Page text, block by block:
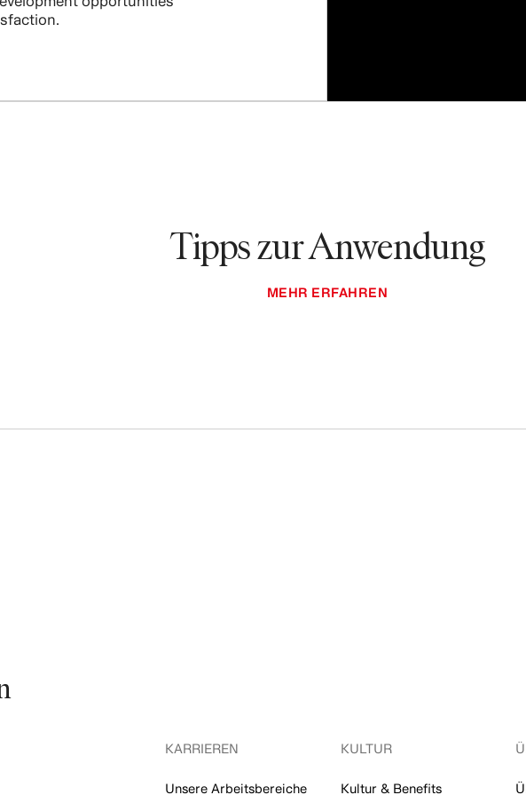
Tipps zur Anwendung
MEHR ERFAHREN
KARRIEREN
Unsere Arbeitsbereiche
KULTUR
Kultur & Benefits